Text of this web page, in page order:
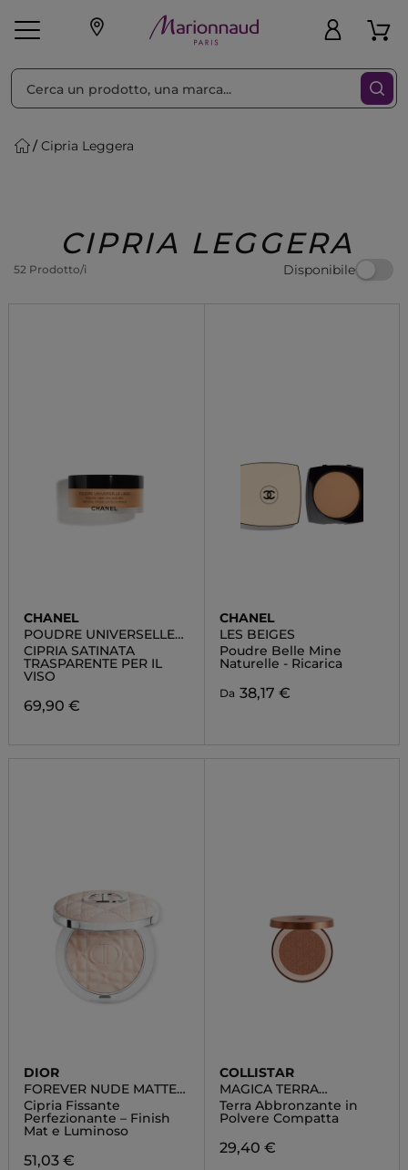
Make-up
Regalo
Cipria Leggera
CIPRIA LEGGERA
52 Prodotto/i Disponibile
Ordina per Filtra
CHANEL
POUDRE UNIVERSELLE
LIBRE
CIPRIA SATINATA
TRASPARENTE PER IL
VISO
69,90 €
CHANEL
LES BEIGES
Poudre Belle Mine
Naturelle - Ricarica
Da 38,17 €
DIOR
FOREVER NUDE MATTE
FILTER
Cipria Fissante
Perfezionante – Finish
Mat e Luminoso
51,03 €
COLLISTAR
MAGICA TERRA
ABBRONZANTE
Terra Abbronzante in
Polvere Compatta
29,40 €